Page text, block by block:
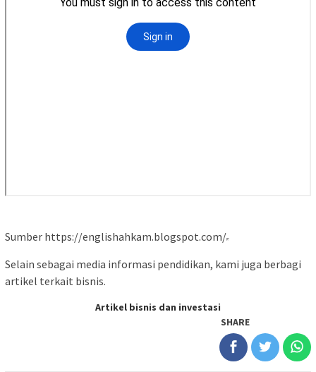
Sumber https://englishahkam.blogspot.com/
Selain sebagai media informasi pendidikan, kami juga berbagi
artikel terkait bisnis.
Artikel bisnis dan investasi
SHARE